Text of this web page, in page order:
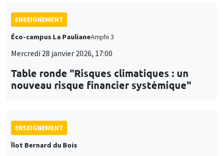
ENSEIGNEMENT
Éco-campus La PaulianeAmphi 3
Mercredi 28 janvier 2026, 17:00
Table ronde "Risques climatiques : un
nouveau risque financier systémique"
ENSEIGNEMENT
Îlot Bernard du Bois